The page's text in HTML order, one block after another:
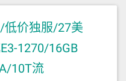
低价独服/27美
1270/16GB
10T流